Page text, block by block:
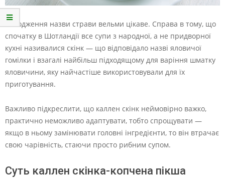
Походження назви страви вельми цікаве. Справа в тому, що
спочатку в Шотландії все супи з народної, а не придворної
кухні називалися скінк — що відповідало назві яловичої
гомілки і взагалі найбільш підходящому для варіння шматку
яловичини, яку найчастіше використовували для їх
приготування.
Важливо підкреслити, що каллен скінк неймовірно важко,
практично неможливо адаптувати, тобто спрощувати —
якщо в ньому замінювати головні інгредієнти, то він втрачає
свою чарівність, стаючи просто рибним супом.
Суть каллен скінка-копчена пікша